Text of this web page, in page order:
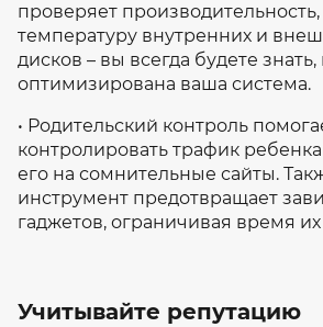
проверяет
температуру внутренних и
дисков – вы всегда будете знать,
оптимизирована ваша система.
• Родительский контроль
контролировать трафик
его на сомнительные сайты.
инструмент предотвращает
гаджетов, ограничивая время
Учитывайте репутацию